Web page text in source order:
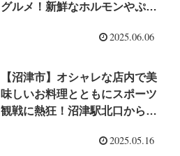
グルメ！新鮮なホルモンやぷり
点「ホル衛モン」さん2025.06.06
【沼津市】オシャレな店内で美
味しいお料理とともにスポーツ
観戦に熱狂！沼津駅北口からす
「La.Seed」さんに行ってきた
2025.05.16